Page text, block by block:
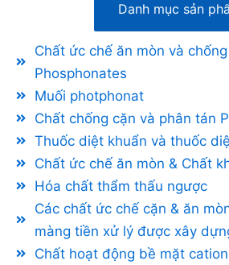
Danh mục sản
Chất ức chế ăn mòn và
Phosphonates
Muối photphonat
Chất chống cặn và phân tán
Thuốc diệt khuẩn và thuốc
Chất ức chế ăn mòn & Chất
Hóa chất thẩm thấu ngược
Các chất ức chế cặn & ăn
màng tiền xử lý được xây
Chất hoạt động bề mặt cation